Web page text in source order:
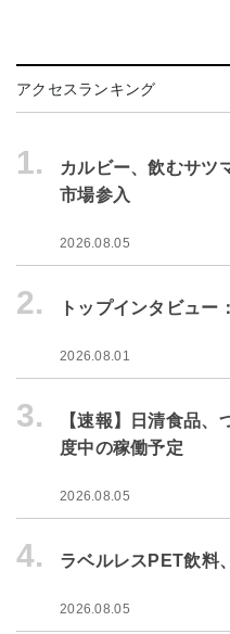
アクセスランキング
1.
カルビー、飲むサ
市場参入
2026.08.05
2. トップインタビュー
2026.08.01
3.
【速報】日清食品
度中の稼働予定
2026.08.05
4. ラベルレスPET飲料
2026.08.05